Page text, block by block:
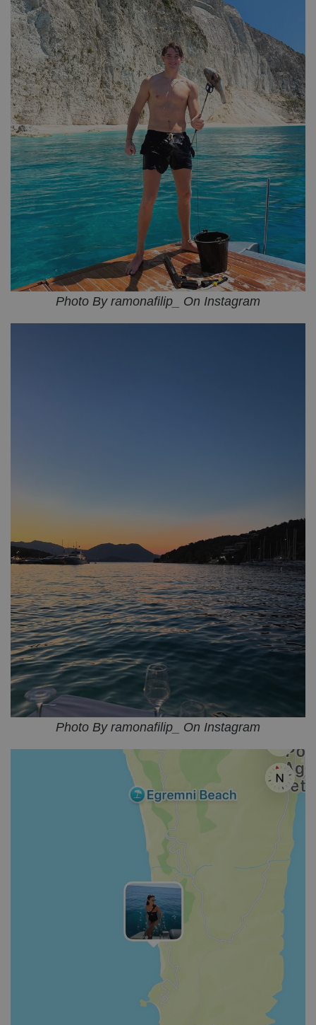
Photo By ramonafilip_ On Instagram
Photo By ramonafilip_ On Instagram